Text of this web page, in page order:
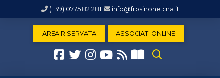
(+39) 0775 82 281 info@frosinone.cna.it
AREA RISERVATA ASSOCIATI ONLINE